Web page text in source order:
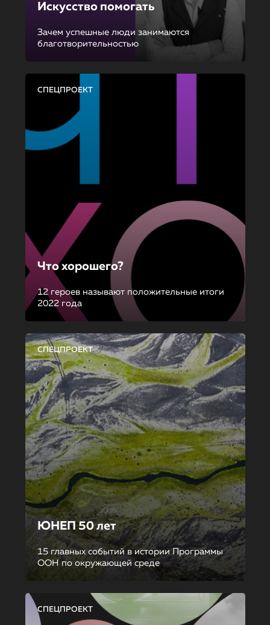
Искусство помогать
Зачем успешные люди занимаются
благотворительностью
СПЕЦПРОЕКТ
Что хорошего?
12 героев называют положительные итоги
2022 года
СПЕЦПРОЕКТ
ЮНЕП 50 лет
15 главных событий в истории Программы
ООН по окружающей среде
СПЕЦПРОЕКТ